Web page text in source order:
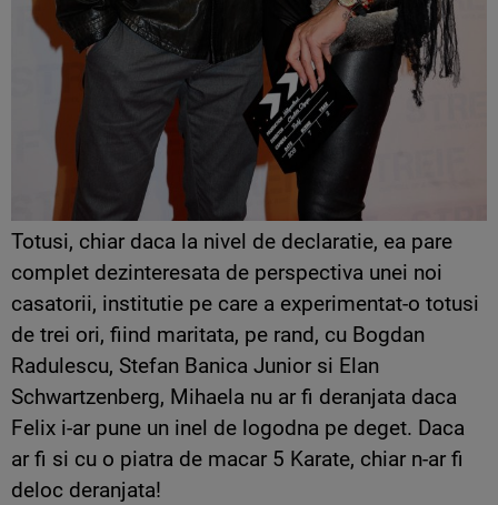
Totusi, chiar daca la nivel de declaratie, ea pare
complet dezinteresata de perspectiva unei noi
casatorii, institutie pe care a experimentat-o totusi
de trei ori, fiind maritata, pe rand, cu Bogdan
Radulescu, Stefan Banica Junior si Elan
Schwartzenberg, Mihaela nu ar fi deranjata daca
Felix i-ar pune un inel de logodna pe deget. Daca
ar fi si cu o piatra de macar 5 Karate, chiar n-ar fi
deloc deranjata!